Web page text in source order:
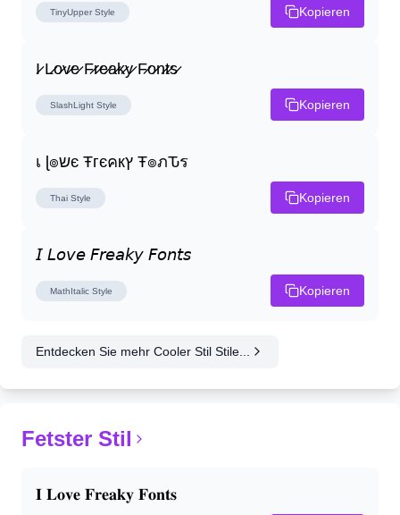
TinyUpper Style Kopieren
I̷ L̷o̷v̷e̷ F̷r̷e̷a̷k̷y̷ F̷o̷n̷t̷s̷
SlashLight Style Kopieren
เ ɭ๏שє Ŧгєคкץ Ŧ๏ภԎร
Thai Style Kopieren
𝘐 𝘓𝘰𝘷𝘦 𝘍𝘳𝘦𝘢𝘬𝘺 𝘍𝘰𝘯𝘵𝘴
MathItalic Style Kopieren
Entdecken Sie mehr Cooler Stil Stile...
Fetster Stil
𝐈 𝐋𝐨𝐯𝐞 𝐅𝐫𝐞𝐚𝐤𝐲 𝐅𝐨𝐧𝐭𝐬